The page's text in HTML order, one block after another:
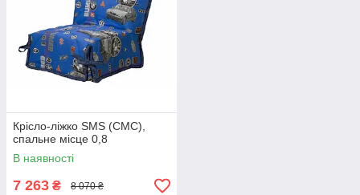
Крісло-ліжко SMS (СМС),
спальне місце 0,8
В наявності
7 263 ₴ 8 070 ₴